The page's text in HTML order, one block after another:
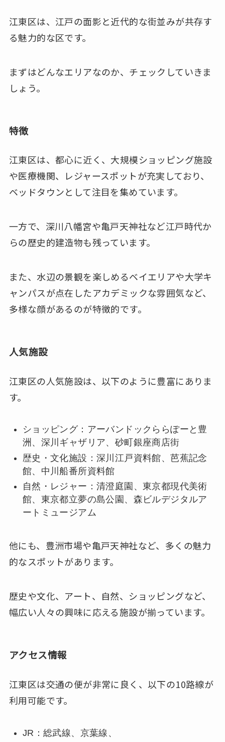
江東区は、江戸の面影と近代的な街並みが共存す
る魅力的な区です。
まずはどんなエリアなのか、チェックしていきま
しょう。
特徴
江東区は、都心に近く、大規模ショッピング施設
や医療機関、レジャースポットが充実しており、
ベッドタウンとして注目を集めています。
一方で、深川八幡宮や亀戸天神社など江戸時代か
らの歴史的建造物も残っています。
また、水辺の景観を楽しめるベイエリアや大学キ
ャンパスが点在したアカデミックな雰囲気など、
多様な顔があるのが特徴的です。
人気施設
江東区の人気施設は、以下のように豊富にありま
す。
ショッピング：アーバンドックららぽーと豊
洲、深川ギャザリア、砂町銀座商店街
歴史・文化施設：深川江戸資料館、芭蕉記念
館、中川船番所資料館
自然・レジャー：清澄庭園、東京都現代美術
館、東京都立夢の島公園、森ビルデジタルア
ートミュージアム
他にも、豊洲市場や亀戸天神社など、多くの魅力
的なスポットがあります。
歴史や文化、アート、自然、ショッピングなど、
幅広い人々の興味に応える施設が揃っています。
アクセス情報
江東区は交通の便が非常に良く、以下の10路線が
利用可能です。
JR：総武線、京葉線、